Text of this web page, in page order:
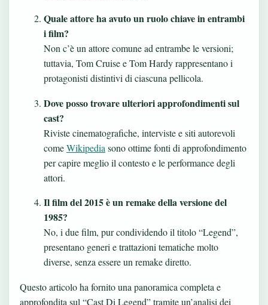
Quale attore ha avuto un ruolo chiave in entrambi
i film?
Non c’è un attore comune ad entrambe le versioni;
tuttavia, Tom Cruise e Tom Hardy rappresentano i
protagonisti distintivi di ciascuna pellicola.
Dove posso trovare ulteriori approfondimenti sul
cast?
Riviste cinematografiche, interviste e siti autorevoli
comeWikipedia sono ottime fonti di approfondimento
per capire meglio il contesto e le performance degli
attori.
Il film del 2015 è un remake della versione del
1985?
No, i due film, pur condividendo il titolo “Legend”,
presentano generi e trattazioni tematiche molto
diverse, senza essere un remake diretto.
Questo articolo ha fornito una panoramica completa e
approfondita sul “Cast Di Legend” tramite un’analisi dei